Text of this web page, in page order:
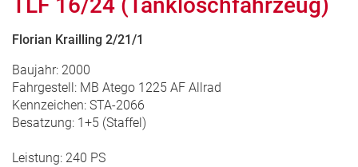
TLF 16/24 (Tanklöschfahrzeug)
Florian Krailling 2/21/1
Baujahr: 2000
Fahrgestell: MB Atego 1225 AF Allrad
Kennzeichen: STA-2066
Besatzung: 1+5 (Staffel)
Leistung: 240 PS